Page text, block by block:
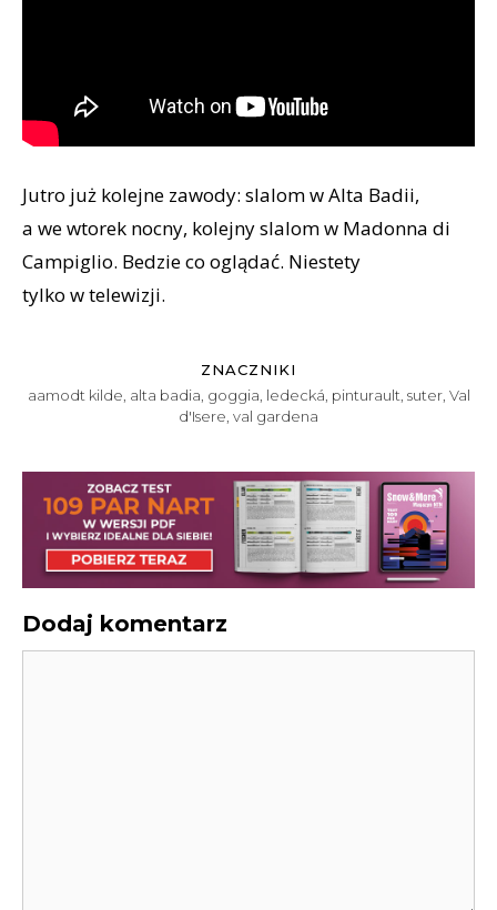
Jutro już kolejne zawody: slalom w Alta Badii,
a we wtorek nocny, kolejny slalom w Madonna di
Campiglio. Bedzie co oglądać. Niestety
tylko w telewizji.
ZNACZNIKI
aamodt kilde alta badia goggia ledecká pinturault suter, Val
d'Isere val gardena
Dodaj komentarz